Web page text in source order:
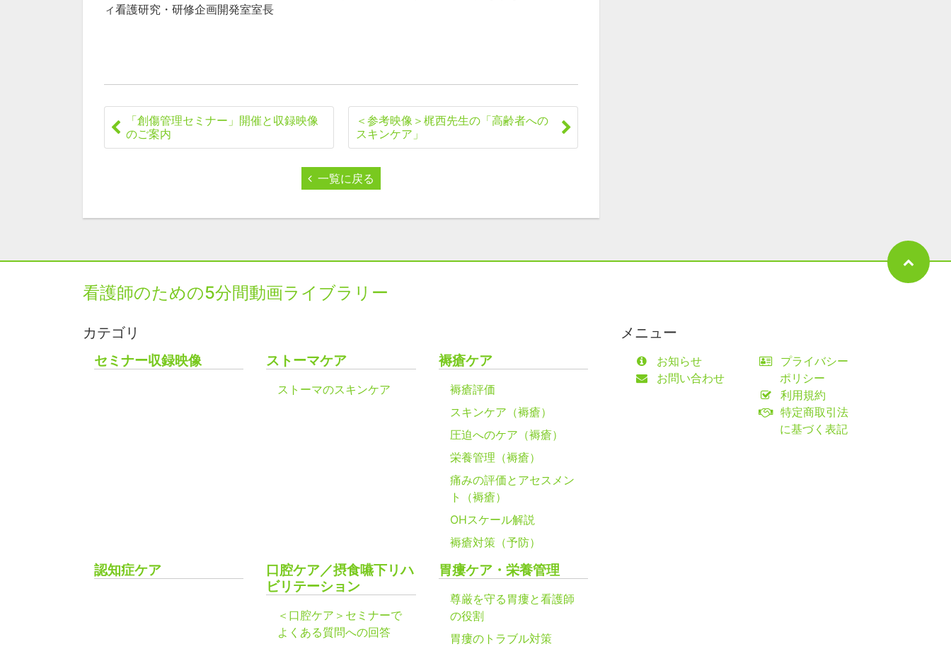
ィ看護研究・研修企画開発室室長
「創傷管理セミナー」開催と収録映像
のご案内
＜参考映像＞梶西先生の「高齢者への
スキンケア」
一覧に戻る
看護師のための5分間動画ライブラリー
カテゴリ
セミナー収録映像
ストーマケア
ストーマのスキンケア
褥瘡ケア
褥瘡評価
スキンケア（褥瘡）
圧迫へのケア（褥瘡）
栄養管理（褥瘡）
痛みの評価とアセスメン
ト（褥瘡）
OHスケール解説
褥瘡対策（予防）
認知症ケア
口腔ケア／摂食嚥下リハ
ビリテーション
＜口腔ケア＞セミナーで
よくある質問への回答
胃瘻ケア・栄養管理
尊厳を守る胃瘻と看護師
の役割
胃瘻のトラブル対策
メニュー
お知らせ
お問い合わせ
プライバシー
ポリシー
利用規約
特定商取引法
に基づく表記